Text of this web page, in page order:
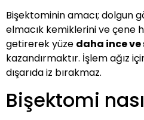
Bişektominin amacı; dolgun
elmacık kemiklerini ve çene
getirerek yüze daha ince ve
kazandırmaktır. İşlem ağız
dışarıda iz bırakmaz.
Bişektomi